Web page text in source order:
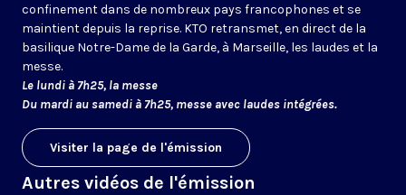
confinement dans de nombreux pays francophones et se
maintient depuis la reprise. KTO retransmet, en direct de la
basilique Notre-Dame de la Garde, à Marseille, les laudes et la
messe.
Le lundi à 7h25, la messe
Du mardi au samedi à 7h25, messe avec laudes intégrées.
Visiter la page de l'émission
Autres vidéos de l'émission